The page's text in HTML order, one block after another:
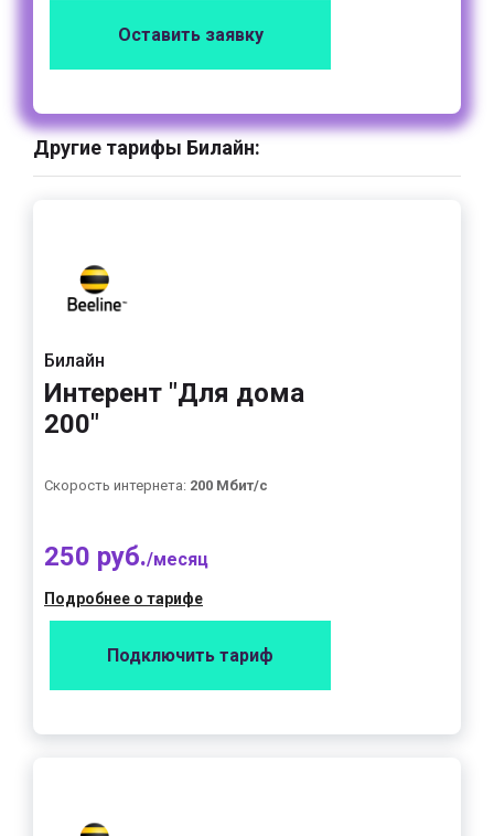
Оставить заявку
Другие тарифы Билайн:
Билайн
Интерент "Для дома
200"
Скорость интернета: 200 Мбит/с
250 руб./месяц
Подробнее о тарифе
Подключить тариф